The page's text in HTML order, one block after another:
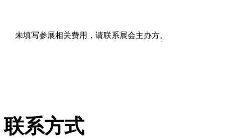
未填写参展相关费用，请联系展会主办方。
联系方式